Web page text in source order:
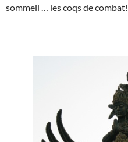
sommeil … les coqs de combat!